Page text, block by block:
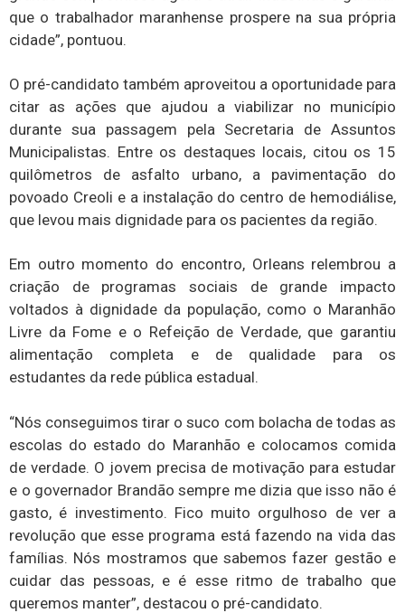
que o trabalhador maranhense prospere na sua própria
cidade”, pontuou.
O pré-candidato também aproveitou a oportunidade para
citar as ações que ajudou a viabilizar no município
durante sua passagem pela Secretaria de Assuntos
Municipalistas. Entre os destaques locais, citou os 15
quilômetros de asfalto urbano, a pavimentação do
povoado Creoli e a instalação do centro de hemodiálise,
que levou mais dignidade para os pacientes da região.
Em outro momento do encontro, Orleans relembrou a
criação de programas sociais de grande impacto
voltados à dignidade da população, como o Maranhão
Livre da Fome e o Refeição de Verdade, que garantiu
alimentação completa e de qualidade para os
estudantes da rede pública estadual.
“Nós conseguimos tirar o suco com bolacha de todas as
escolas do estado do Maranhão e colocamos comida
de verdade. O jovem precisa de motivação para estudar
e o governador Brandão sempre me dizia que isso não é
gasto, é investimento. Fico muito orgulhoso de ver a
revolução que esse programa está fazendo na vida das
famílias. Nós mostramos que sabemos fazer gestão e
cuidar das pessoas, e é esse ritmo de trabalho que
queremos manter”, destacou o pré-candidato.